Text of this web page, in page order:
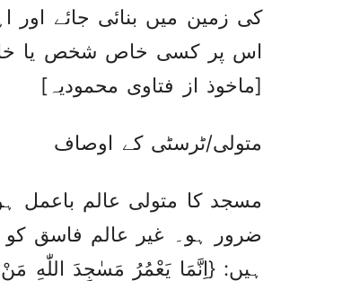
کی زمین میں بنائی جائے اور
اس پر کسی خاص شخص یا
[ماخوذ از فتاوی محمودیہ]
متولی/ٹرسٹی کے اوصاف
مسجد کا متولی عالم باعمل
ضرور ہو۔ غیر عالم فاسق کو
ہیں: {اِنَّمَا يَعْمُرُ مَسٰجِدَ اللّٰهِ